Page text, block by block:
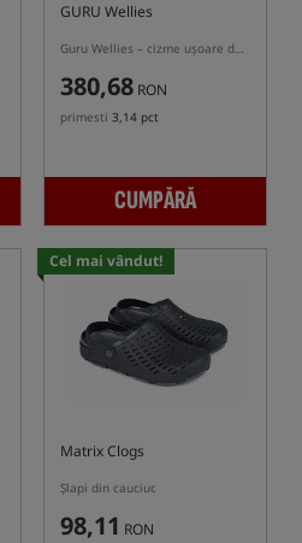
GURU Wellies
Guru Wellies – cizme ușoare de pescuit din EVA
380,68 RON
primesti 3,14 pct
CUMPĂRĂ
Cel mai vândut!
Matrix Clogs
Șlapi din cauciuc
98,11 RON